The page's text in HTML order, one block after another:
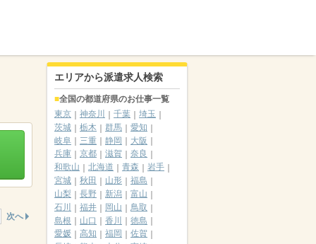
次へ
エリアから派遣求人検索
全国の都道府県のお仕事一覧
東京
神奈川 千葉
埼玉
茨城
栃木 群馬
愛知
岐阜
三重 静岡
大阪
兵庫
京都 滋賀
奈良
和歌山
北海道 青森
岩手
宮城
秋田 山形
福島
山梨
長野 新潟
富山
石川
福井 岡山
鳥取
島根
山口 香川
徳島
愛媛
高知 福岡
佐賀